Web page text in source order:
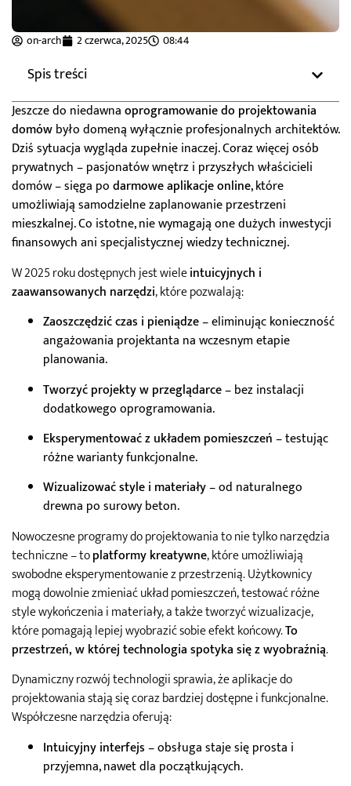
on-arch 2 czerwca, 2025 08:44
Spis treści
Jeszcze do niedawnaoprogramowanie do projektowania
domówbyło domeną wyłącznie profesjonalnych architektów.
Dziś sytuacja wygląda zupełnie inaczej. Coraz więcej osób
prywatnych – pasjonatów wnętrz i przyszłych właścicieli
domów – sięga podarmowe aplikacje online, które
umożliwiają samodzielne zaplanowanie przestrzeni
mieszkalnej. Co istotne, nie wymagają one dużych inwestycji
finansowych ani specjalistycznej wiedzy technicznej.
W 2025 roku dostępnych jest wieleintuicyjnych i
zaawansowanych narzędzi, które pozwalają:
Zaoszczędzić czas i pieniądze– eliminując konieczność
angażowania projektanta na wczesnym etapie
planowania.
Tworzyć projekty w przeglądarce– bez instalacji
dodatkowego oprogramowania.
Eksperymentować z układem pomieszczeń– testując
różne warianty funkcjonalne.
Wizualizować style i materiały– od naturalnego
drewna po surowy beton.
Nowoczesne programy do projektowania to nie tylko narzędzia
techniczne – toplatformy kreatywne, które umożliwiają
swobodne eksperymentowanie z przestrzenią. Użytkownicy
mogą dowolnie zmieniać układ pomieszczeń, testować różne
style wykończenia i materiały, a także tworzyć wizualizacje,
które pomagają lepiej wyobrazić sobie efekt końcowy.To
przestrzeń, w której technologia spotyka się z wyobraźnią.
Dynamiczny rozwój technologii sprawia, że aplikacje do
projektowania stają się coraz bardziej dostępne i funkcjonalne.
Współczesne narzędzia oferują:
Intuicyjny interfejs– obsługa staje się prosta i
przyjemna, nawet dla początkujących.